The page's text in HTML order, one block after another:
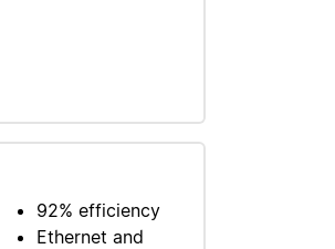
92% efficiency
Ethernet and